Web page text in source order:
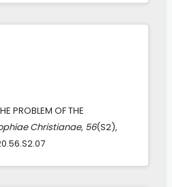
PROBLEM OF THE
Christianae, 56(S2),